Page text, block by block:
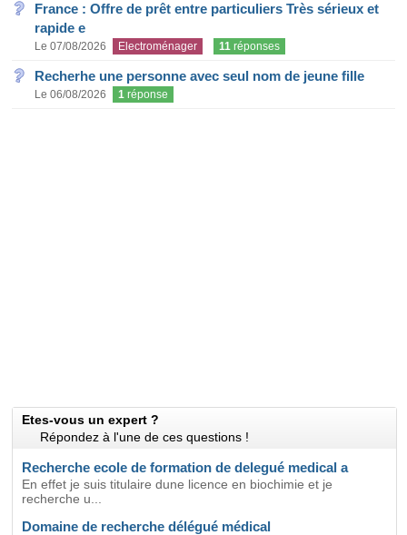
France : Offre de prêt entre particuliers Très sérieux et
rapide e
Le 07/08/2026 Electroménager 11 réponses
Recherhe une personne avec seul nom de jeune fille
Le 06/08/2026 1 réponse
Etes-vous un expert ?
Répondez à l'une de ces questions !
Recherche ecole de formation de delegué medical a
En effet je suis titulaire dune licence en biochimie et je
recherche u...
Domaine de recherche délégué médical